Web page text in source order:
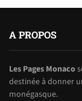
A PROPOS
Les Pages Monaco
destinée à donner
monégasque.